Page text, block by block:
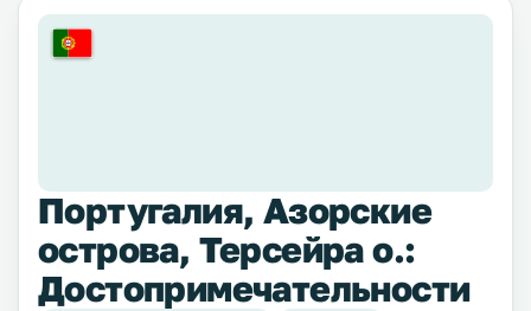
Португалия, Азорские
острова, Терсейра о.:
Достопримечательности